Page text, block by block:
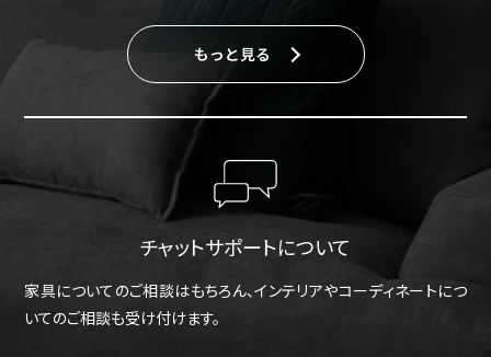
もっと見る
チャットサポートについて
家具についてのご相談はもちろん、インテリアやコーディネートにつ
いてのご相談も受け付けます。